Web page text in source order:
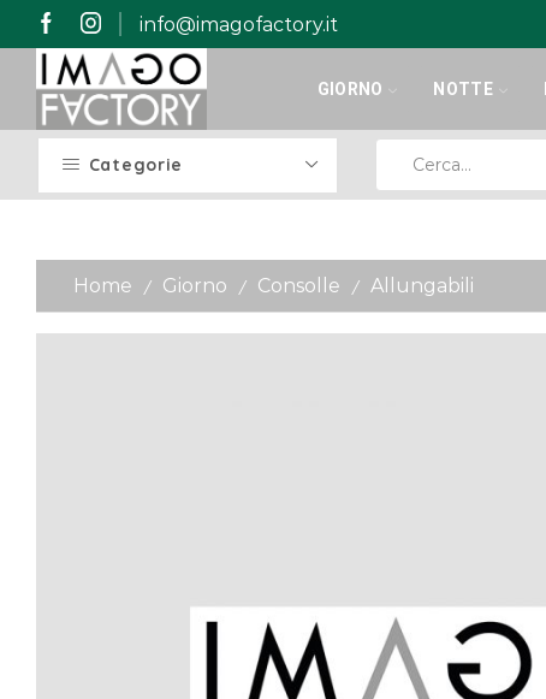
info@imagofactory.it
GIORNO NOTTE
Categorie
Home / Giorno / Consolle / Allungabili